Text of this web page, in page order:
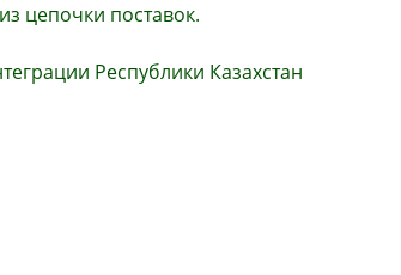
цепочки поставок.
Республики Казахстан